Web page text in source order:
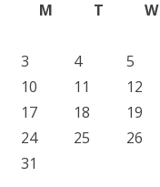
M
T W
3
4 5
10
11 12
17
18 19
24
25 26
31